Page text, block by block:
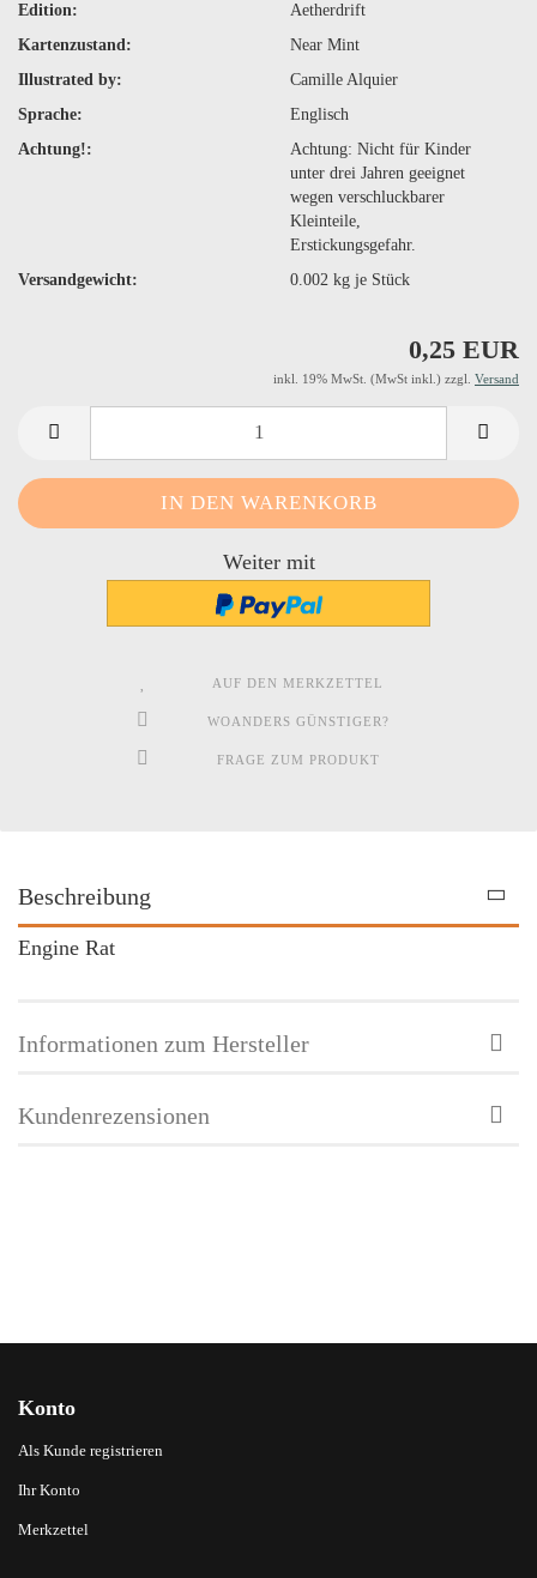
Edition:
Aetherdrift
Kartenzustand:
Near Mint
Illustrated by:
Camille Alquier
Sprache:
Englisch
Achtung!:
Achtung: Nicht für Kinder
unter drei Jahren geeignet
wegen verschluckbarer
Kleinteile,
Erstickungsgefahr.
Versandgewicht:
0.002kg je Stück
0,25 EUR
inkl. 19% MwSt. (MwSt inkl.) zzgl. Versand
Weiter mit
AUF DEN MERKZETTEL
WOANDERS GÜNSTIGER?
FRAGE ZUM PRODUKT
Beschreibung
Engine Rat
Informationen zum Hersteller
Kundenrezensionen
Konto
Als Kunde registrieren
Ihr Konto
Merkzettel